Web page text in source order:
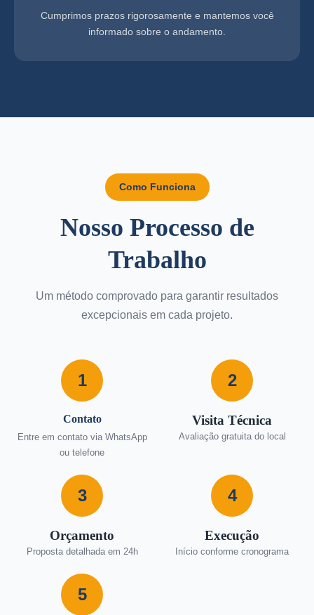
Cumprimos prazos rigorosamente e mantemos você
informado sobre o andamento.
Como Funciona
Nosso Processo de
Trabalho
Um método comprovado para garantir resultados
excepcionais em cada projeto.
1
Contato
Entre em contato via WhatsApp
ou telefone
2
Visita Técnica
Avaliação gratuita do local
3
Orçamento
Proposta detalhada em 24h
4
Execução
Início conforme cronograma
5